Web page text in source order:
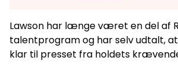
Lawson har længe været en del af
talentprogram og har selv udtalt,
klar til presset fra holdets